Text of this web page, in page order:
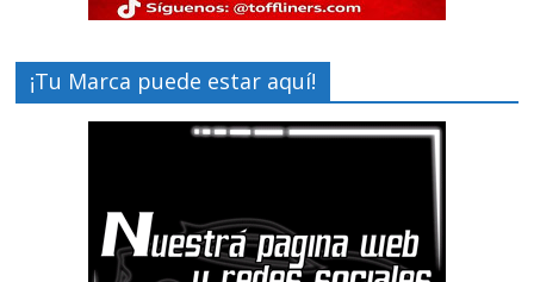
¡Tu Marca puede estar aquí!